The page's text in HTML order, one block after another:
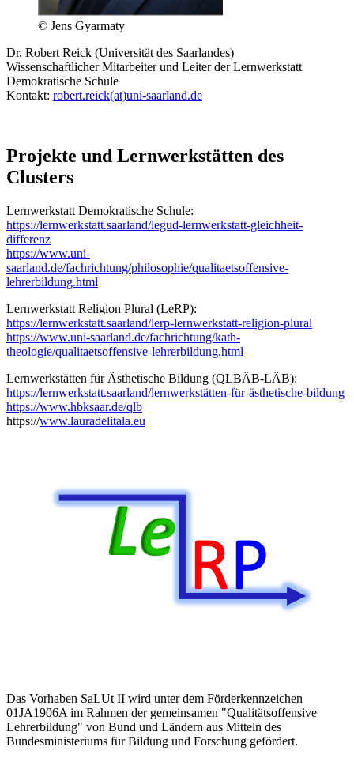
© Jens Gyarmaty
Dr. Robert Reick (Universität des Saarlandes)
Wissenschaftlicher Mitarbeiter und Leiter der Lernwerkstatt
Demokratische Schule
Kontakt: robert.reick(at)uni-saarland.de
Projekte und Lernwerkstätten des
Clusters
Lernwerkstatt Demokratische Schule:
https://lernwerkstatt.saarland/legud-lernwerkstatt-gleichheit-
differenz
https://www.uni-
saarland.de/fachrichtung/philosophie/qualitaetsoffensive-
lehrerbildung.html
Lernwerkstatt Religion Plural (LeRP):
https://lernwerkstatt.saarland/lerp-lernwerkstatt-religion-plural
https://www.uni-saarland.de/fachrichtung/kath-
theologie/qualitaetsoffensive-lehrerbildung.html
Lernwerkstätten für Ästhetische Bildung (QLBÄB-LÄB):
https://lernwerkstatt.saarland/lernwerkstätten-für-ästhetische-bildung
https://www.hbksaar.de/qlb
https://www.lauradelitala.eu
Das Vorhaben SaLUt II wird unter dem Förderkennzeichen
01JA1906A im Rahmen der gemeinsamen "Qualitätsoffensive
Lehrerbildung" von Bund und Ländern aus Mitteln des
Bundesministeriums für Bildung und Forschung gefördert.